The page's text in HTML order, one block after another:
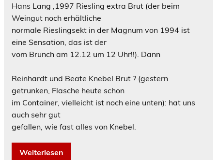
Hans Lang ,1997 Riesling extra Brut (der beim
Weingut noch erhältliche
normale Rieslingsekt in der Magnum von 1994 ist
eine Sensation, das ist der
vom Brunch am 12.12 um 12 Uhr!!). Dann
Reinhardt und Beate Knebel Brut ? (gestern
getrunken, Flasche heute schon
im Container, vielleicht ist noch eine unten): hat uns
auch sehr gut
gefallen, wie fast alles von Knebel.
Weiterlesen